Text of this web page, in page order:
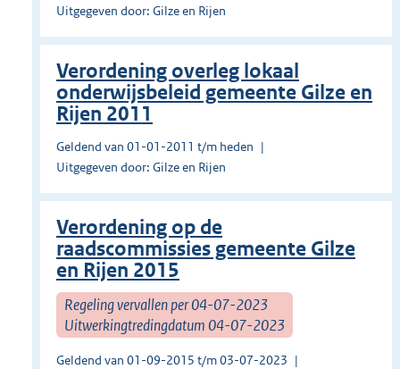
Uitgegeven door: Gilze en Rijen
Verordening overleg lokaal
onderwijsbeleid gemeente Gilze en
Rijen 2011
Geldend van 01-01-2011 t/m heden
Uitgegeven door: Gilze en Rijen
Verordening op de
raadscommissies gemeente Gilze
en Rijen 2015
Regeling vervallen per 04-07-2023
Uitwerkingtredingdatum 04-07-2023
Geldend van 01-09-2015 t/m 03-07-2023